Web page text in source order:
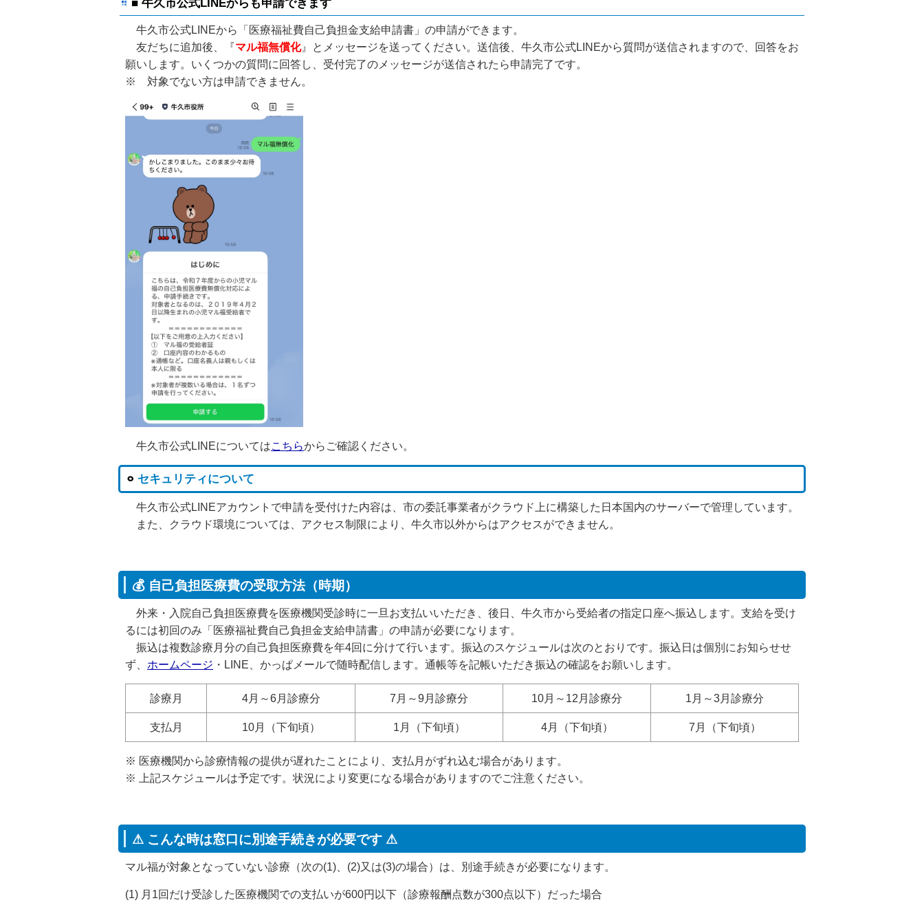
■ 牛久市公式LINEからも申請できます
牛久市公式LINEから「医療福祉費自己負担金支給申請書」の申請ができます。
友だちに追加後、『マル福無償化』とメッセージを送ってください。送信後、牛久市公式LINEから質問が送信されますので、回答をお
願いします。いくつかの質問に回答し、受付完了のメッセージが送信されたら申請完了です。
※ 対象でない方は申請できません。
牛久市公式LINEについてはこちらからご確認ください。
セキュリティについて
牛久市公式LINEアカウントで申請を受付けた内容は、市の委託事業者がクラウド上に構築した日本国内のサーバーで管理しています。
また、クラウド環境については、アクセス制限により、牛久市以外からはアクセスができません。
💰 自己負担医療費の受取方法（時期）
外来・入院自己負担医療費を医療機関受診時に一旦お支払いいただき、後日、牛久市から受給者の指定口座へ振込します。支給を受け
るには初回のみ「医療福祉費自己負担金支給申請書」の申請が必要になります。
振込は複数診療月分の自己負担医療費を年4回に分けて行います。振込のスケジュールは次のとおりです。振込日は個別にお知らせせ
ず、 ホームページ ・LINE、かっぱメールで随時配信します。通帳等を記帳いただき振込の確認をお願いします。
診療月 4月～6月 診療分 7月～9月診療分 10月～12月診療分 1月～3月診療分
支払月 10月（下旬頃） 1月（下旬頃） 4月（下旬頃） 7月（下旬頃）
※ 医療機関から診療情報の提供が遅れたことにより、支払月がずれ込む場合があります。
※ 上記スケジュールは予定です。状況により変更になる場合がありますのでご注意ください。
⚠ こんな時は窓口に別途手続きが必要です ⚠
マル福が対象となっていない診療（次の(1)、(2)又は(3)の場合）は、別途手続きが必要になります。
(1) 月1回だけ受診した医療機関での支払いが600円以下（診療報酬点数が300点以下）だった場合